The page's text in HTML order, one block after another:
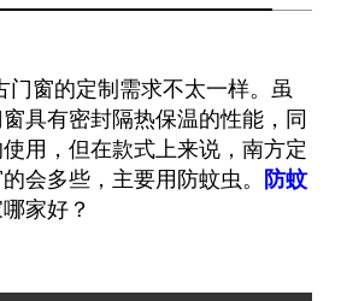
门窗的定制需求不太一样。虽
具有密封隔热保温的性能，同
用，但在款式上来说，南方定
会多些，主要用防蚊虫。
防蚊
家好？